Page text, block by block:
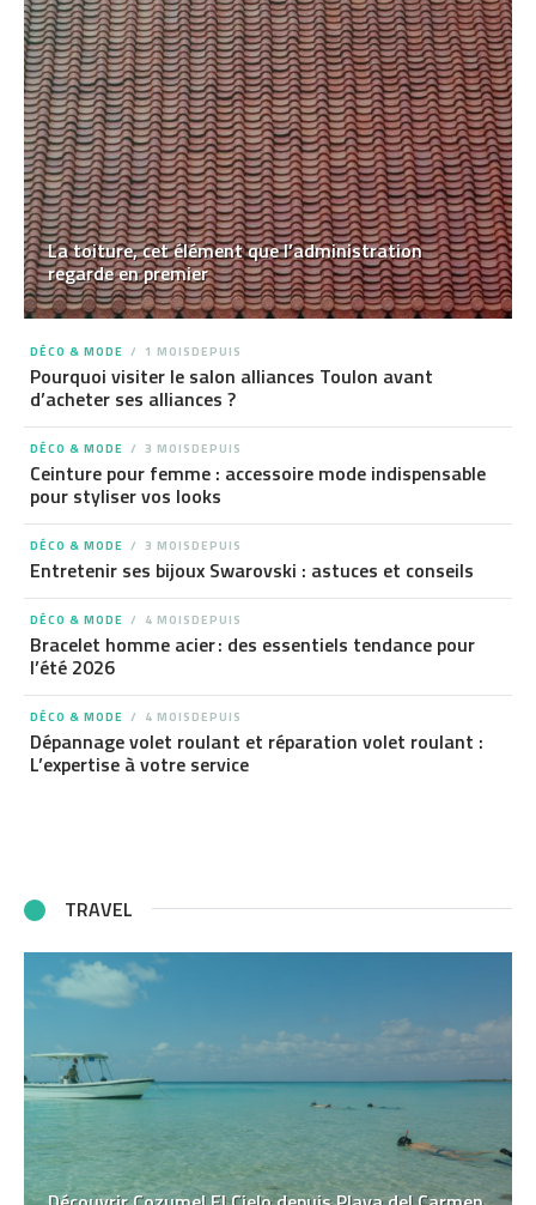
La toiture, cet élément que l’administration
regarde en premier
DÉCO & MODE 1 MOISDEPUIS
Pourquoi visiter le salon alliances Toulon avant
d’acheter ses alliances ?
DÉCO & MODE 3 MOISDEPUIS
Ceinture pour femme : accessoire mode indispensable
pour styliser vos looks
DÉCO & MODE 3 MOISDEPUIS
Entretenir ses bijoux Swarovski : astuces et conseils
DÉCO & MODE 4 MOISDEPUIS
Bracelet homme acier : des essentiels tendance pour
l’été 2026
DÉCO & MODE 4 MOISDEPUIS
Dépannage volet roulant et réparation volet roulant :
L’expertise à votre service
TRAVEL